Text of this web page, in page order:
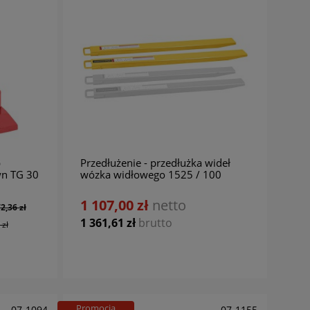
TG 30
zł
Przedłużenie - przedłużka wideł
wózka widłowego 1525 / 100
1 361,61 zł brutto
1 107,00 zł netto